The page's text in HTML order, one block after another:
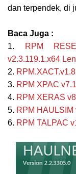
dan terpendek, di
Baca Juga :
1.
RPM
v2.3.119.1.x64
2.
3. RPM XPAC
4. RPM XERAS
5. RPM
6. RPM TALPAC